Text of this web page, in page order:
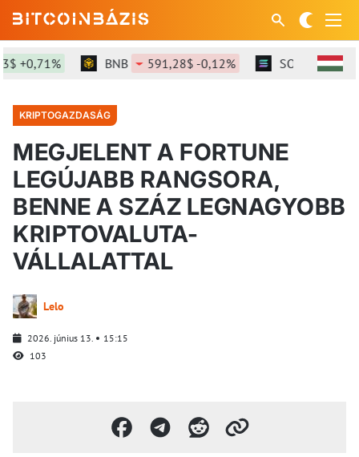
BNB 591,28$ -0,12% SOL 73,92$
KRIPTOGAZDASÁG
MEGJELENT A FORTUNE
LEGÚJABB RANGSORA,
BENNE A SZÁZ LEGNAGYOBB
KRIPTOVALUTA-
VÁLLALATTAL
Lelo
2026. június 13.
15:15
103